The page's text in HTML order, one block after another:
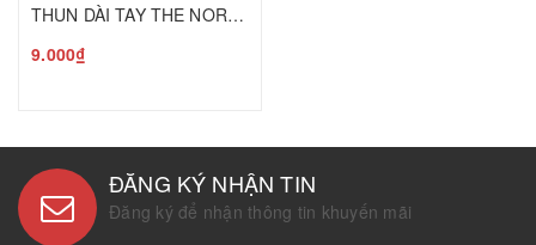
THUN DÀI TAY THE NORTH FACE Q26080748
9.000₫
ĐĂNG KÝ NHẬN TIN
Đăng ký để nhận thông tin khuyến mãi